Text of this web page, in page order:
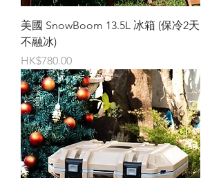
美國 SnowBoom 13.5L 冰箱 (保冷2天
不融冰)
價格
HK$780.00